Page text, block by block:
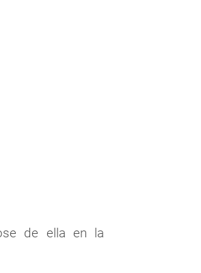
de ella en la